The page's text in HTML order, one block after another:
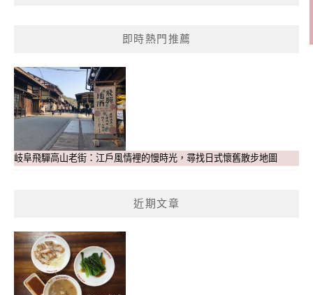
即時熱門推薦
岐阜飛驒高山老街：江戶風情裡的慢時光，尋找日式懷舊散步地圖
近期文章